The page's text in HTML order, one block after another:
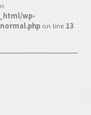
wp-
on line 13